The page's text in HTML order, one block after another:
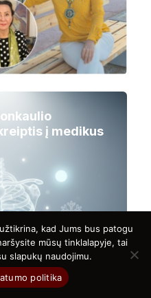
į medikus
kad Jums bus patogu
mūsų tinklalapyje, tai
slapukų naudojimu.
politika